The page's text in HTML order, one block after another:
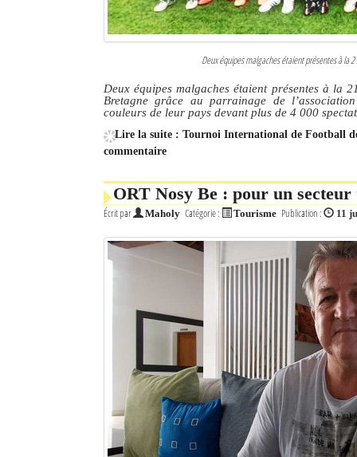
Deux équipes malgaches étaient présentes à la
Deux équipes malgaches étaient présentes à
Bretagne grâce au parrainage de
couleurs de leur pays devant plus de 4 000
Lire la suite : Tournoi International de Football
commentaire
ORT Nosy Be : pour un
Écrit par Maholy Catégorie : Tourisme Publication : 11